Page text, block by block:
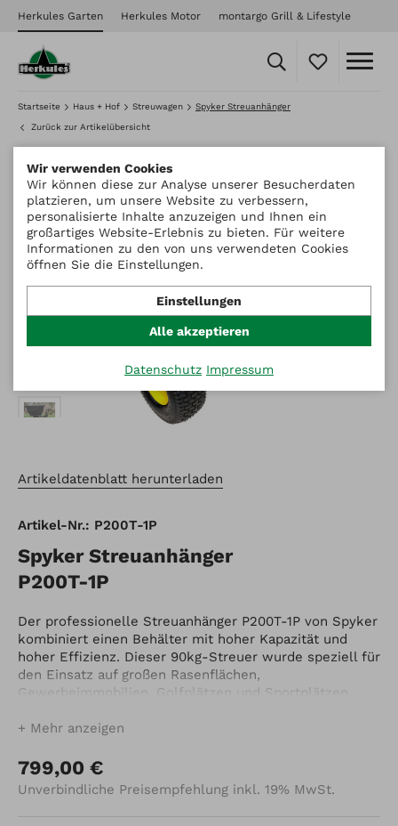
Herkules Garten Herkules Motor montargo Grill & Lifestyle
Startseite Haus + Hof Streuwagen Spyker Streuanhänger
Zurück zur Artikelübersicht
Artikeldatenblatt herunterladen
Artikel-Nr.: P200T-1P
Spyker Streuanhänger
P200T-1P
Der professionelle Streuanhänger P200T-1P von Spyker
kombiniert einen Behälter mit hoher Kapazität und
hoher Effizienz. Dieser 90kg-Streuer wurde speziell für
den Einsatz auf großen Rasenflächen,
Gewerbeimmobilien, Golfplätzen und Sportplätzen
Bewältigung von großen Aufgaben. Die 15 x 6 Zoll
Gelände und sorgen für eine sanfte und effiziente
Zugkraft hinter jedem Aufsitzmäher. Der
Schleppstreuer P200T-1P mit großem Behälter ist
Mehr anzeigen
799,00 €
Unverbindliche Preisempfehlung inkl. 19% MwSt.
Wir verwenden Cookies
Wir können diese zur Analyse unserer Besucherdaten
platzieren, um unsere Website zu verbessern,
personalisierte Inhalte anzuzeigen und Ihnen ein
großartiges Website-Erlebnis zu bieten. Für weitere
Informationen zu den von uns verwendeten Cookies
öffnen Sie die Einstellungen.
Einstellungen
Alle akzeptieren
Datenschutz Impressum